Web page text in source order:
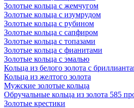
Золотые кольца с жемчугом
Золотые кольца с изумрудом
Золотые кольца с рубином
Золотые кольца с сапфиром
Золотые кольца с топазами
Золотые кольца с фианитами
Золотые кольца с эмалью
Кольца из белого золота с
Кольца из желтого золота
Мужские золотые кольца
Обручальные кольца из золота 585
Золотые крестики